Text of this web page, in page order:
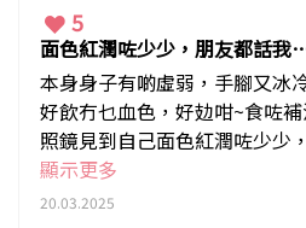
5
面色紅潤咗少少，朋友都話我
樣精神咗!
本身身子有啲虛弱，手腳又冰
好飲冇乜血色，好攰咁~食咗
照鏡見到自己面色紅潤咗少少
咗! 而且自己都感覺到冇以前咁
p住食
顯示更多
20.03.2025